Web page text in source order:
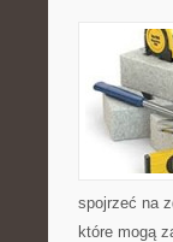
spojrzeć na
które mogą